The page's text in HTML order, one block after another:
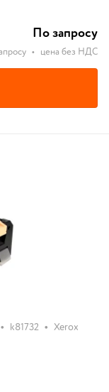
По запросу
• цена без НДС
• k81732 • Xerox